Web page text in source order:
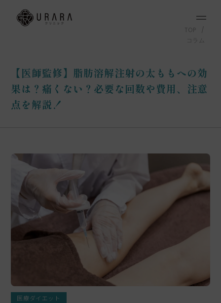
TOP
【医師監修】脂肪溶解注射の太ももへの効
果は？痛くない？必要な回数や費用、注意
点を解説！
医療ダイエット